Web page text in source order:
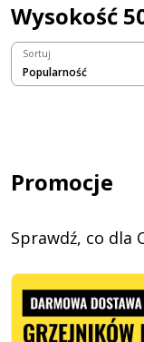
Wysokość
Sortuj
Promocje
Sprawdź, co dla